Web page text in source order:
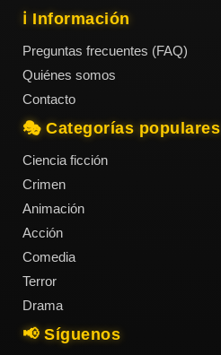
ℹ️ Información
Preguntas frecuentes (FAQ)
Quiénes somos
Contacto
🎭 Categorías populares
Ciencia ficción
Crimen
Animación
Acción
Comedia
Terror
Drama
📢 Síguenos